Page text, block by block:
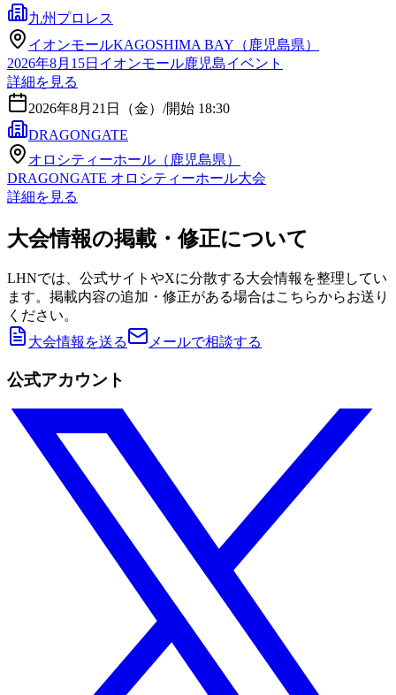
九州プロレス
イオンモールKAGOSHIMA BAY（鹿児島県）
2026年8月15日イオンモール鹿児島イベント
詳細を見る
2026年8月21日（金） /開始 18:30
DRAGONGATE
オロシティーホール（鹿児島県）
DRAGONGATE オロシティーホール大会
詳細を見る
大会情報の掲載・修正について
LHNでは、公式サイトやXに分散する大会情報を整理してい
ます。掲載内容の追加・修正がある場合はこちらからお送り
ください。
大会情報を送る
メールで相談する
公式アカウント